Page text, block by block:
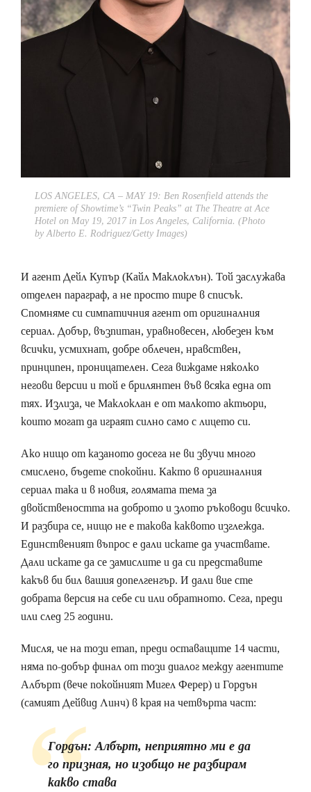
LOS ANGELES, CA – MAY 19: Ben Rosenfield attends the
premiere of Showtime’s “Twin Peaks” at The Theatre at Ace
Hotel on May 19, 2017 in Los Angeles, California. (Photo
by Alberto E. Rodriguez/Getty Images)
И агент Дейл Купър (Кайл Маклоклън). Той заслужава
отделен параграф, а не просто тире в списък.
Спомняме си симпатичния агент от оригиналния
сериал. Добър, възпитан, уравновесен, любезен към
всички, усмихнат, добре облечен, нравствен,
принципен, проницателен. Сега виждаме няколко
негови версии и той е брилянтен във всяка една от
тях. Излиза, че Маклоклан е от малкото актьори,
които могат да играят силно само с лицето си.
Ако нищо от казаното досега не ви звучи много
смислено, бъдете спокойни. Както в оригиналния
сериал така и в новия, голямата тема за
двойствеността на доброто и злото ръководи всичко.
И разбира се, нищо не е такова каквото изглежда.
Единственият въпрос е дали искате да участвате.
Дали искате да се замислите и да си представите
какъв би бил вашия допелгенгър. И дали вие сте
добрата версия на себе си или обратното. Сега, преди
или след 25 години.
Мисля, че на този етап, преди оставащите 14 части,
няма по-добър финал от този диалог между агентите
Албърт (вече покойният Мигел Ферер) и Гордън
(самият Дейвид Линч) в края на четвърта част:
Гордън: Албърт, неприятно ми е да
го призная, но изобщо не разбирам
какво става